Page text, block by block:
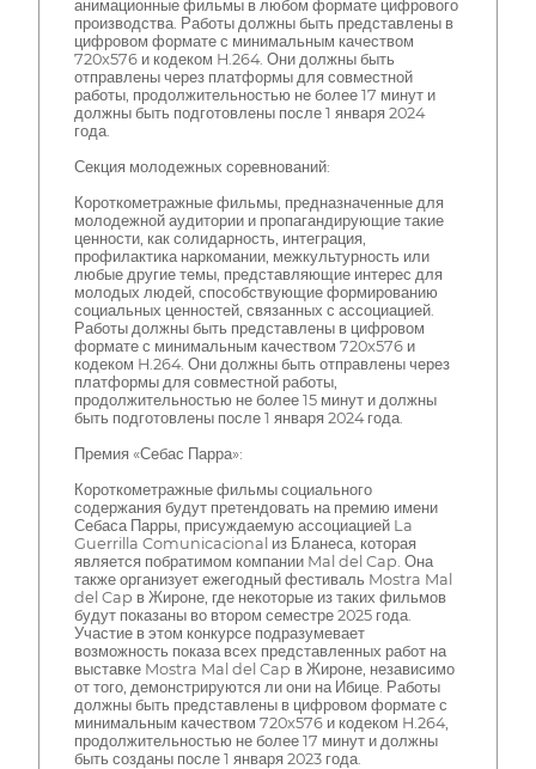
анимационные фильмы в любом формате цифрового
производства. Работы должны быть представлены в
цифровом формате с минимальным качеством
720x576 и кодеком H.264. Они должны быть
отправлены через платформы для совместной
работы, продолжительностью не более 17 минут и
должны быть подготовлены после 1 января 2024
года.
Секция молодежных соревнований:
Короткометражные фильмы, предназначенные для
молодежной аудитории и пропагандирующие такие
ценности, как солидарность, интеграция,
профилактика наркомании, межкультурность или
любые другие темы, представляющие интерес для
молодых людей, способствующие формированию
социальных ценностей, связанных с ассоциацией.
Работы должны быть представлены в цифровом
формате с минимальным качеством 720x576 и
кодеком H.264. Они должны быть отправлены через
платформы для совместной работы,
продолжительностью не более 15 минут и должны
быть подготовлены после 1 января 2024 года.
Премия «Себас Парра»:
Короткометражные фильмы социального
содержания будут претендовать на премию имени
Себаса Парры, присуждаемую ассоциацией La
Guerrilla Comunicacional из Бланеса, которая
является побратимом компании Mal del Cap. Она
также организует ежегодный фестиваль Mostra Mal
del Cap в Жироне, где некоторые из таких фильмов
будут показаны во втором семестре 2025 года.
Участие в этом конкурсе подразумевает
возможность показа всех представленных работ на
выставке Mostra Mal del Cap в Жироне, независимо
от того, демонстрируются ли они на Ибице. Работы
должны быть представлены в цифровом формате с
минимальным качеством 720x576 и кодеком H.264,
продолжительностью не более 17 минут и должны
быть созданы после 1 января 2023 года.